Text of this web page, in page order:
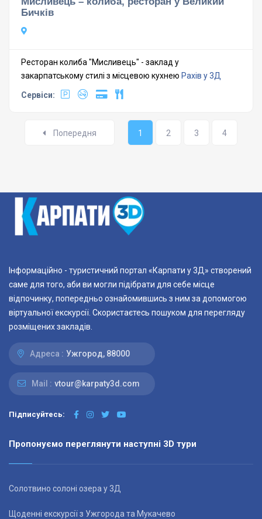
Бичків
Ресторан колиба "Мисливець" - заклад у
закарпатському стилі з місцевою кухнею Рахів у 3Д
Сервіси:
Попередня 1 2 3 4
Інформаційно - туристичний портал «Карпати у 3Д» створений
саме для того, аби ви могли підібрати для себе місце
відпочинку, попередньо ознайомившись з ним за допомогою
віртуальної екскурсії. Скористаєтесь пошуком для перегляду
розміщених закладів.
Адреса : Ужгород, 88000
Mail : vtour@karpaty3d.com
Підписуйтесь:
Пропонуємо переглянути наступні 3D тури
Солотвино солоні озера у 3Д
Щоденні екскурсії з Ужгорода та Мукачево